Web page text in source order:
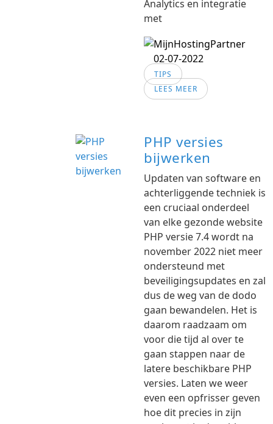
Analytics en integratie
met
02-07-2022
TIPS
LEES MEER
PHP versies
bijwerken
Updaten van software en
achterliggende techniek is
een cruciaal onderdeel
van elke gezonde website
PHP versie 7.4 wordt na
november 2022 niet meer
ondersteund met
beveiligingsupdates en zal
dus de weg van de dodo
gaan bewandelen. Het is
daarom raadzaam om
voor die tijd al over te
gaan stappen naar de
latere beschikbare PHP
versies. Laten we weer
even een opfrisser geven
hoe dit precies in zijn